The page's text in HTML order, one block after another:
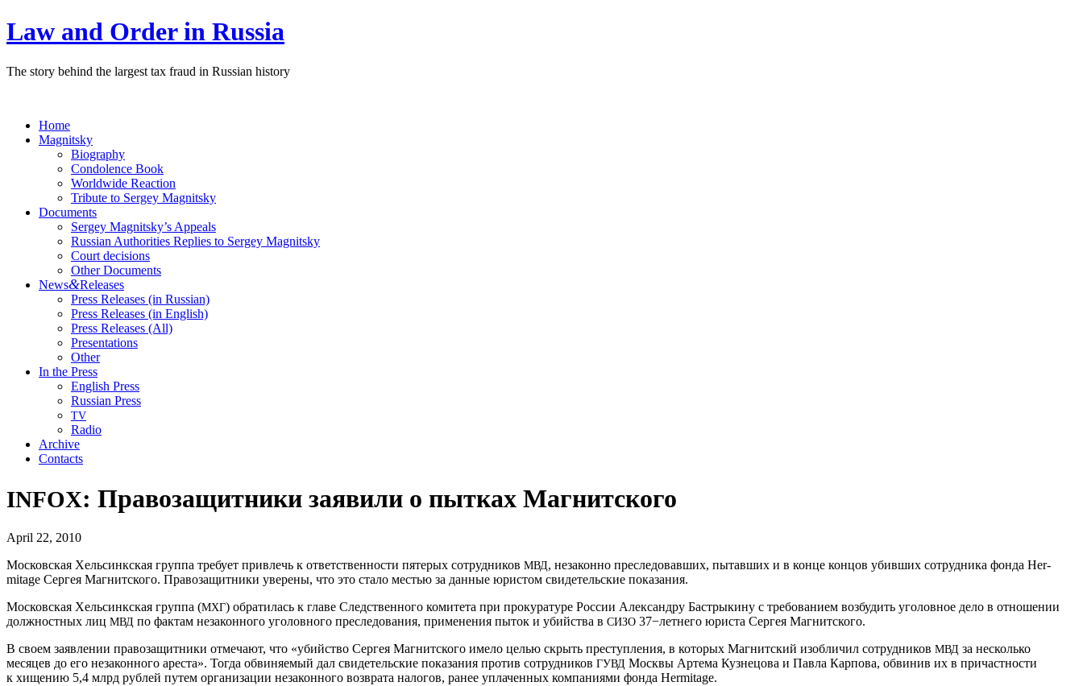
Law and Order in Russia
The story behind the largest tax fraud in Russian history
Home
Magnitsky
Biography
Condolence Book
Worldwide Reaction
Tribute to Sergey Magnitsky
Documents
Sergey Magnitsky’s Appeals
Russian Authorities Replies to Sergey Magnitsky
Court decisions
Other Documents
News&Releases
Press Releases (in Russian)
Press Releases (in English)
Press Releases (All)
Presentations
Other
In the Press
English Press
Russian Press
TV
Radio
Archive
Contacts
INFOX: Правозащитники заявили о пытках Магнитского
April 22, 2010
Московская Хельсинкская группа требует привлечь к ответственности пятерых сотрудников МВД, незаконно преследовавших, пытавших и в конце концов убивших сотрудника фонда Her­
mitage Сергея Магнитского. Правозащитники уверены, что это стало местью за данные юристом свидетельские показания.
Московская Хельсинкская группа (МХГ) обратилась к главе Следственного комитета при прокуратуре России Александру Бастрыкину с требованием возбудить уголовное дело в отношении
должностных лиц МВД по фактам незаконного уголовного преследования, применения пыток и убийства в СИЗО 37−летнего юриста Сергея Магнитского.
В своем заявлении правозащитники отмечают, что «убийство Сергея Магнитского имело целью скрыть преступления, в которых Магнитский изобличил сотрудников МВД за несколько
месяцев до его незаконного ареста». Тогда обвиняемый дал свидетельские показания против сотрудников ГУВД Москвы Артема Кузнецова и Павла Карпова, обвинив их в причастности
к хищению 5,4 млрд рублей путем организации незаконного возврата налогов, ранее уплаченных компаниями фонда Hermitage.